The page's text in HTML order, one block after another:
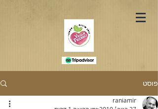
פוסט
raniamir